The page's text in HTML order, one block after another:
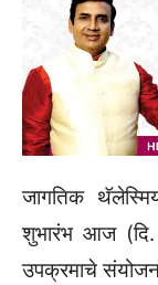
जागतिक
शुभारंभ आज
उपक्रमाचे